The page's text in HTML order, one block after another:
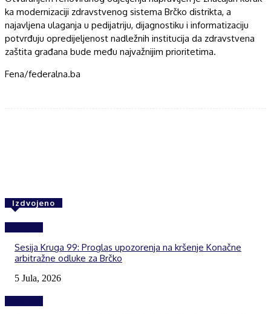
ka modernizaciji zdravstvenog sistema Brčko distrikta, a
najavljena ulaganja u pedijatriju, dijagnostiku i informatizaciju
potvrđuju opredijeljenost nadležnih institucija da zdravstvena
zaštita građana bude među najvažnijim prioritetima.
Fena/federalna.ba
Izdvojeno
Sesija Kruga 99: Proglas upozorenja na kršenje Konačne
arbitražne odluke za Brčko
5 Jula, 2026